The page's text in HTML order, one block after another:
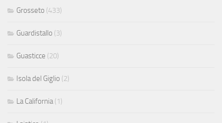
Grosseto (433)
Guardistallo (3)
Guasticce (20)
Isola del Giglio (2)
La California (1)